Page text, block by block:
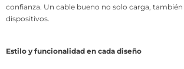
confianza. Un cable bueno no solo carga,
dispositivos.
Estilo y funcionalidad en cada diseño